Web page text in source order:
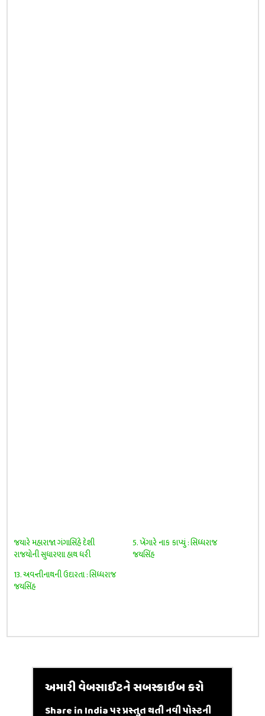
જયારે મહારાજા ગંગાસિંહે દેશી
રાજયોની સુધારણા હાથ ધરી
5. ખેંગારે નાક કાપ્યું : સિધ્ધરાજ
જયસિંહ
13. અવન્તીનાથની ઉદારતા : સિધ્ધરાજ
જયસિંહ
અમારી વેબસાઈટને સબસ્ક્રાઇબ કરો
Share in India પર પ્રસ્તુત થતી નવી પોસ્ટની